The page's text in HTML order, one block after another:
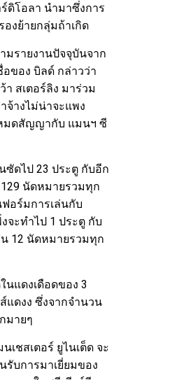
ดิโอลา นำมาซึ่งการ
งย้ายกลุ่มถ้าเกิด
มรายงานปัจจุบันจาก
ของ บิลด์ กล่าวว่า
สเตอร์ลิง มาร่วม
จ้างไม่น่าจะแพง
หมดสัญญากับ แมนฯ ซี
ซัดไป 23 ประตู กับอีก
นัดหมายรวมทุก
อร์มการเล่นกับ
จะทำไป 1 ประตู กับ
12 นัดหมายรวมทุก
นแดงเดือดของ 3
แดงง ซึ่งจากจำนวน
มายๆ
เชสเตอร์ ยูไนเต็ด จะ
รับการมาเยี่ยมของ